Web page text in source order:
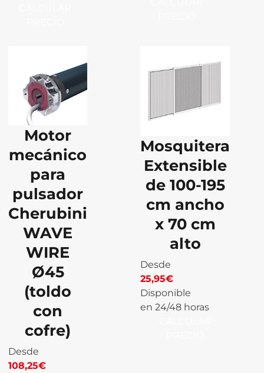
Motor
mecánico
para
pulsador
Cherubini
WAVE
WIRE
Ø45
(toldo
con
cofre)
Desde
108,25€
Mosquitera
Extensible
de 100-195
cm ancho
x 70 cm
alto
Desde
25,95€
Disponible
en 24/48 horas